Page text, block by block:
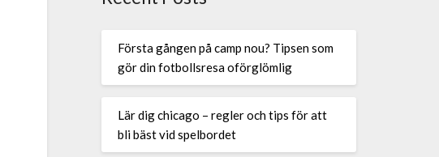
Första gången på camp nou? Tipsen som
gör din fotbollsresa oförglömlig
Lär dig chicago – regler och tips för att
bli bäst vid spelbordet